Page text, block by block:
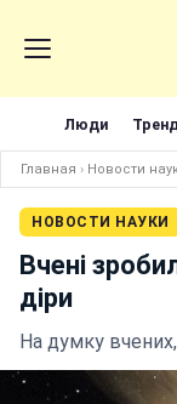
Люди
Главная › Новости
НОВОСТИ НАУКИ
Вчені
діри
На думку вчених,